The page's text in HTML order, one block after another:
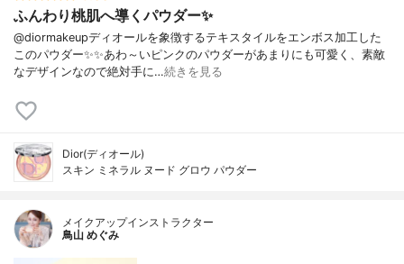
ふんわり桃肌へ導くパウダー✨
@diormakeupディオールを象徴するテキスタイルをエンボス加工した
このパウダー✨✨あわ～いピンクのパウダーがあまりにも可愛く、素敵
なデザインなので絶対手に…続きを見る
Dior(ディオール)
スキン ミネラル ヌード グロウ パウダー
メイクアップインストラクター
鳥山 めぐみ